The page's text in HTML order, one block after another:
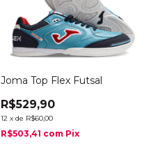
Joma Top Flex Futsal
R$529,90
12 x de R$60,00
R$503,41 com Pix